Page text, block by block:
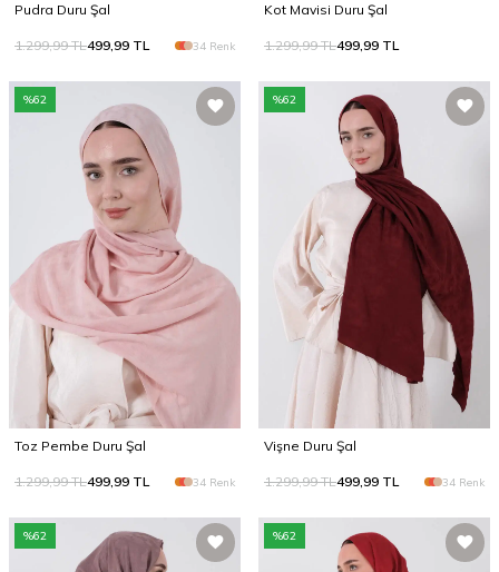
Pudra Duru Şal
1.299,99TL499,99 TL 34 Renk
Kot Mavisi Duru Şal
1.299,99TL499,99 TL
%62
Toz Pembe Duru Şal
1.299,99TL499,99 TL 34 Renk
%62
Vişne Duru Şal
1.299,99TL499,99 TL 34 Renk
%62 %62